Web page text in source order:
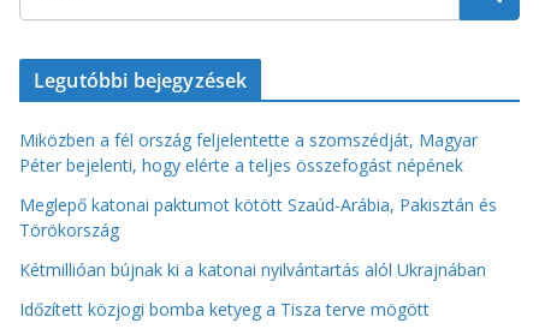
Legutóbbi bejegyzések
Miközben a fél ország feljelentette a szomszédját, Magyar
Péter bejelenti, hogy elérte a teljes összefogást népének
Meglepő katonai paktumot kötött Szaúd-Arábia, Pakisztán és
Törökország
Kétmillióan bújnak ki a katonai nyilvántartás alól Ukrajnában
Időzített közjogi bomba ketyeg a Tisza terve mögött